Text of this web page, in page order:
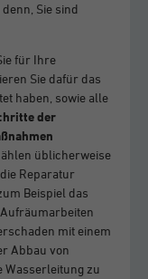
Sie sind
für Ihre
Sie dafür das
haben, sowie alle
der
üblicherweise
Reparatur
Beispiel das
mit einem
Abbau von
Wasserleitung zu